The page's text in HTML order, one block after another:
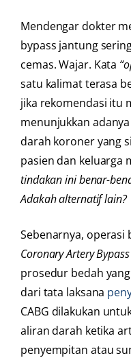
Mendengar dokter
bypass jantung
cemas. Wajar. Kata
satu kalimat terasa
jika rekomendasi itu
menunjukkan
darah koroner yang
pasien dan keluarga
tindakan ini benar-
Adakah alternatif lain?
Sebenarnya,
Coronary Artery
prosedur bedah
dari tata laksana
CABG dilakukan
aliran darah ketika
penyempitan atau